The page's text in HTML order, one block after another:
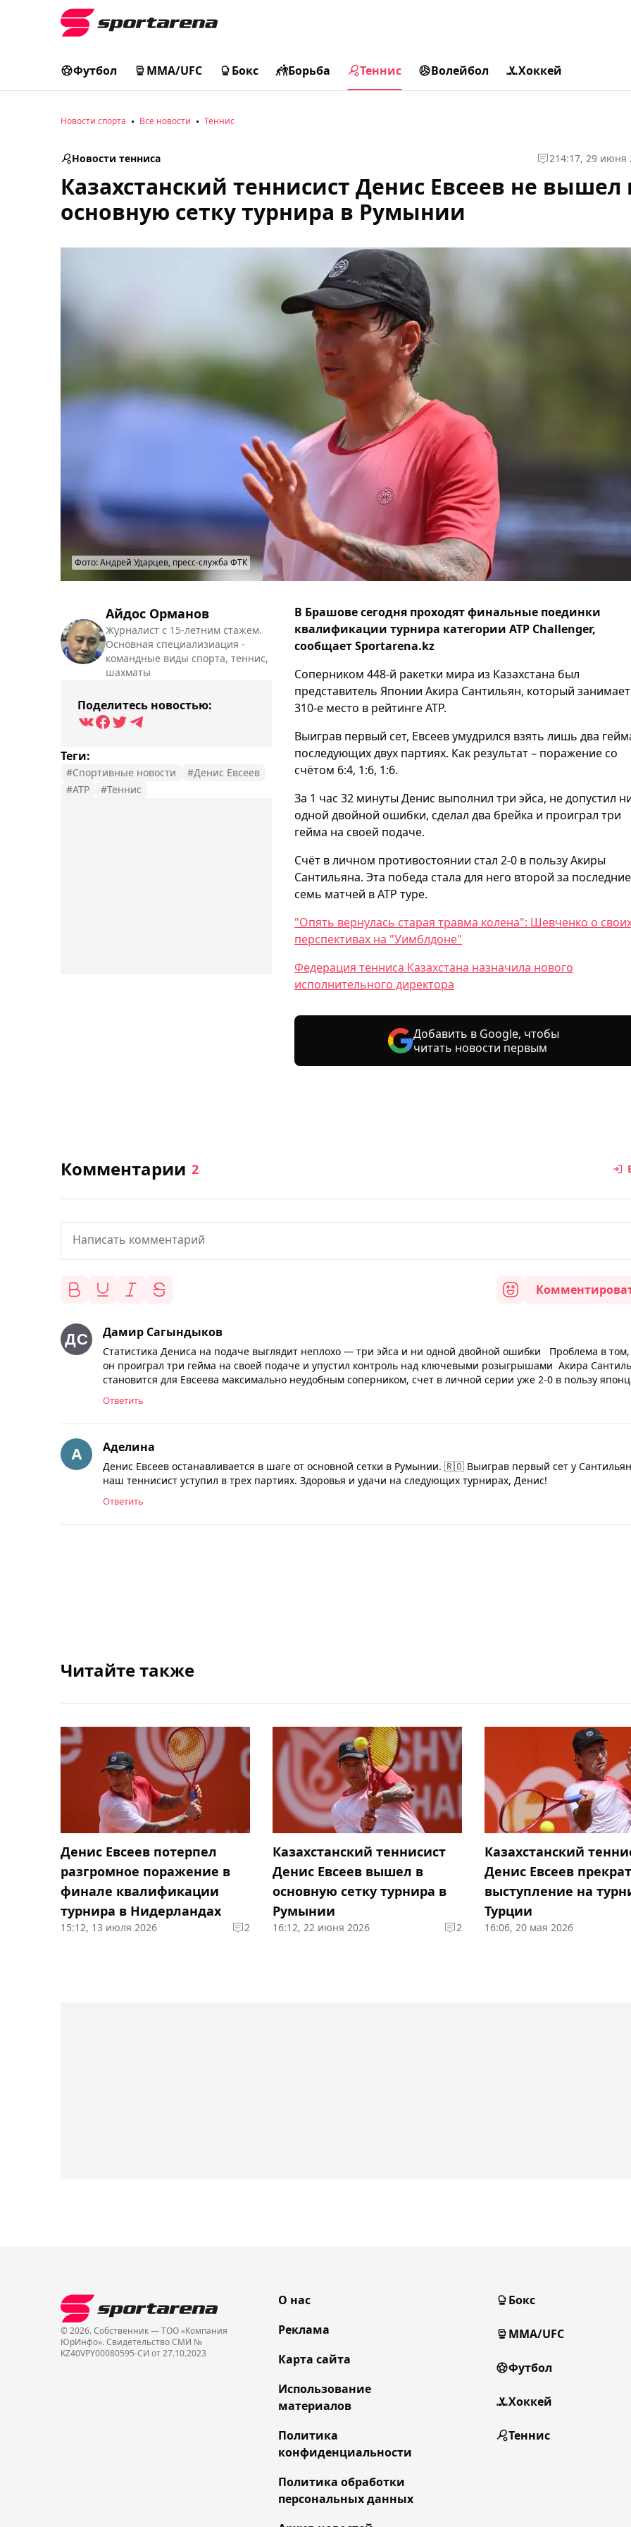
Футбол MMA/UFC Бокс Борьба Теннис Волейбол Хоккей
Новости спорта Все новости Теннис
Новости тенниса 214:17, 29 июня
Казахстанский теннисист Денис Евсеев не вышел
основную сетку турнира в Румынии
Фото: Андрей Ударцев, пресс-служба ФТК
Айдос Орманов
Журналист с 15-летним стажем.
Основная специализиация -
командные виды спорта, теннис,
шахматы
Поделитесь новостью:
Теги:
#Спортивные новости
#Денис Евсеев
#ATP
#Теннис
В Брашове сегодня проходят финальные поединки
квалификации турнира категории ATP Challenger,
сообщает Sportarena.kz
Соперником 448-й ракетки мира из Казахстана был
представитель Японии Акира Сантильян, который занимает
310-е место в рейтинге АТР.
Выиграв первый сет, Евсеев умудрился взять лишь два
последующих двух партиях. Как результат – поражение со
счётом 6:4, 1:6, 1:6.
За 1 час 32 минуты Денис выполнил три эйса, не допустил
одной двойной ошибки, сделал два брейка и проиграл три
гейма на своей подаче.
Счёт в личном противостоянии стал 2-0 в пользу Акиры
Сантильяна. Эта победа стала для него второй за последние
семь матчей в АТР туре.
"Опять вернулась старая травма колена": Шевченко о
перспективах на "Уимблдоне"
Федерация тенниса Казахстана назначила нового
исполнительного директора
Добавить в Google, чтобы
читать новости первым
Комментарии 2
Дамир Сагындыков
Статистика Дениса на подаче выглядит неплохо — три эйса и ни одной двойной ошибки Проблема в
он проиграл три гейма на своей подаче и упустил контроль над ключевыми розыгрышами Акира
становится для Евсеева максимально неудобным соперником, счет в личной серии уже 2-0 в пользу
Ответить
Аделина
Денис Евсеев останавливается в шаге от основной сетки в Румынии. 🇷🇴 Выиграв первый сет у
наш теннисист уступил в трех партиях. Здоровья и удачи на следующих турнирах, Денис!
Ответить
Читайте также
Денис Евсеев потерпел
разгромное поражение в
финале квалификации
турнира в Нидерландах
15:12, 13 июля 2026 2
Казахстанский теннисист
Денис Евсеев вышел в
основную сетку турнира в
Румынии
16:12, 22 июня 2026 2
Казахстанский
Денис Евсеев
выступление на
Турции
16:06, 20 мая 2026
© 2026. Собственник — ТОО «Компания
ЮрИнфо». Cвидетельство СМИ №
KZ40VPY00080595-СИ от 27.10.2023
О нас
Реклама
Карта сайта
Использование
материалов
Политика
конфиденциальности
Политика обработки
персональных данных
Бокс
MMA/UFC
Футбол
Хоккей
Теннис